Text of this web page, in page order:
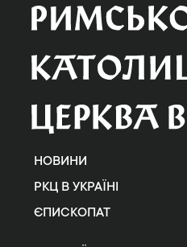
НОВИНИ
РКЦ В УКРАЇНІ
ЄПИСКОПАТ